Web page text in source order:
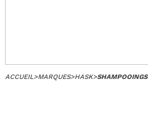
ACCUEIL>MARQUES>HASK>SHAMPOOINGS